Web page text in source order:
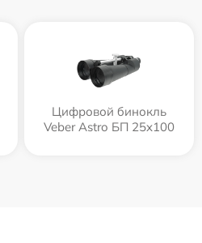
Цифровой бинокль
Veber Astro БП 25x100